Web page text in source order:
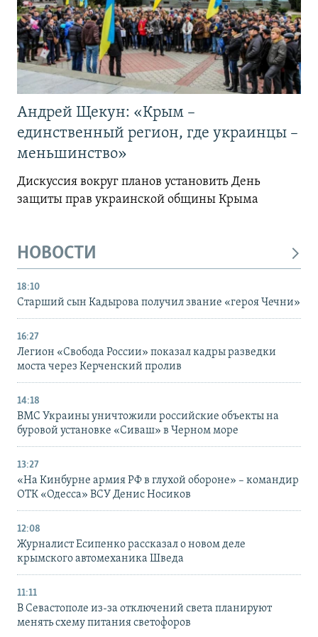
Андрей Щекун: «Крым –
единственный регион, где украинцы –
меньшинство»
Дискуссия вокруг планов установить День
защиты прав украинской общины Крыма
НОВОСТИ
18:10
Старший сын Кадырова получил звание «героя Чечни»
16:27
Легион «Свобода России» показал кадры разведки
моста через Керченский пролив
14:18
ВМС Украины уничтожили российские объекты на
буровой установке «Сиваш» в Черном море
13:27
«На Кинбурне армия РФ в глухой обороне» – командир
ОТК «Одесса» ВСУ Денис Носиков
12:08
Журналист Есипенко рассказал о новом деле
крымского автомеханика Шведа
11:11
В Севастополе из-за отключений света планируют
менять схему питания светофоров